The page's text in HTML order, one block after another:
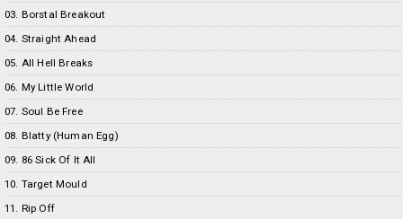
03. Borstal Breakout
04. Straight Ahead
05. All Hell Breaks
06. My Little World
07. Soul Be Free
08. Blatty (Human Egg)
09. 86 Sick Of It All
10. Target Mould
11. Rip Off